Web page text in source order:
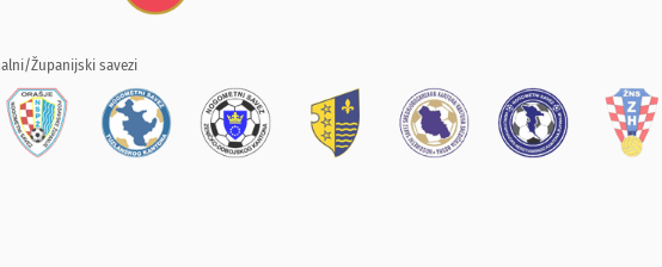
Županijski savezi